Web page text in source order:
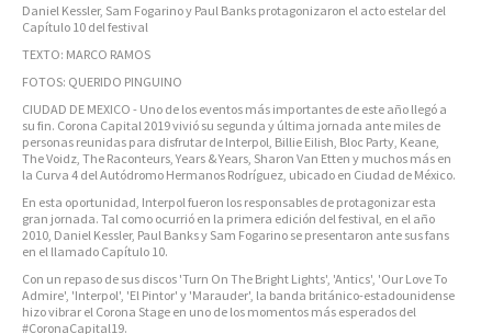
Daniel Kessler, Sam Fogarino y Paul Banks protagonizaron el acto estelar del
Capítulo 10 del festival
TEXTO: MARCO RAMOS
FOTOS: QUERIDO PINGUINO
CIUDAD DE MEXICO - Uno de los eventos más importantes de este año llegó a
su fin. Corona Capital 2019 vivió su segunda y última jornada ante miles de
personas reunidas para disfrutar de Interpol, Billie Eilish, Bloc Party, Keane,
The Voidz, The Raconteurs, Years & Years, Sharon Van Etten y muchos más en
la Curva 4 del Autódromo Hermanos Rodríguez, ubicado en Ciudad de México.
En esta oportunidad, Interpol fueron los responsables de protagonizar esta
gran jornada. Tal como ocurrió en la primera edición del festival, en el año
2010, Daniel Kessler, Paul Banks y Sam Fogarino se presentaron ante sus fans
en el llamado Capítulo 10.
Con un repaso de sus discos 'Turn On The Bright Lights', 'Antics', 'Our Love To
Admire', 'Interpol', 'El Pintor' y 'Marauder', la banda británico-estadounidense
hizo vibrar el Corona Stage en uno de los momentos más esperados del
#CoronaCapital19.